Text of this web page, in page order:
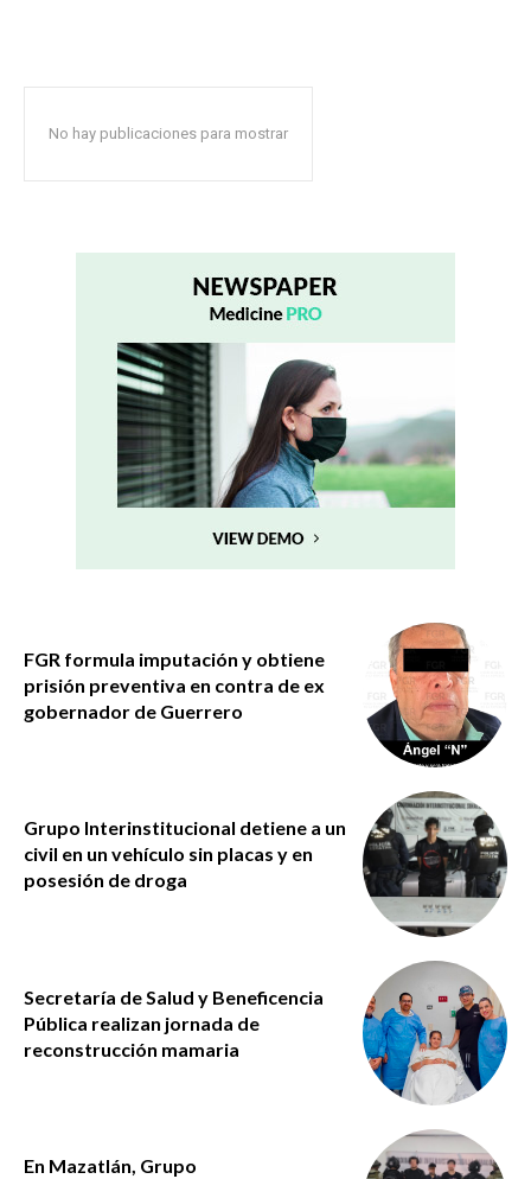
No hay publicaciones para mostrar
FGR formula imputación y obtiene
prisión preventiva en contra de ex
gobernador de Guerrero
Grupo Interinstitucional detiene a un
civil en un vehículo sin placas y en
posesión de droga
Secretaría de Salud y Beneficencia
Pública realizan jornada de
reconstrucción mamaria
En Mazatlán, Grupo